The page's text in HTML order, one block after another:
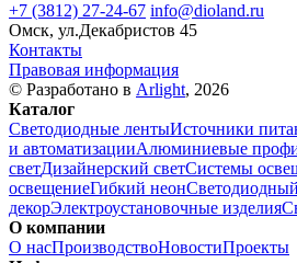
+7 (3812) 27-24-67 info@dioland.ru
Омск, ул.Декабристов 45
Контакты
Правовая информация
© Разработано в Arlight, 2026
Каталог
Светодиодные лентыИсточники
и автоматизацииАлюминиевые
светДизайнерский светСистемы
освещениеГибкий неонСветодиодный
декорЭлектроустановочные изделия
О компании
О насПроизводствоНовостиПроекты